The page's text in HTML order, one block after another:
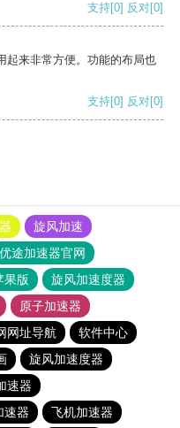
支持[0] 反对[0]
起来非常方便。功能的布局也
支持[0] 反对[0]
旋风加速
优途加速器官网
果版
旋风加速度器
原子加速器
网址导航
软件中心
旋风加速度器
速器
速器 飞机加速器